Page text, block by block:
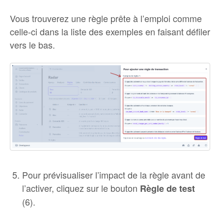
Vous trouverez une règle prête à l’emploi comme
celle-ci dans la liste des exemples en faisant défiler
vers le bas.
Pour prévisualiser l’impact de la règle avant de
l’activer, cliquez sur le bouton Règle de test
(6).